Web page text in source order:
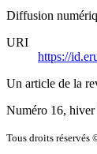
Diffusion
URI
https://
Un article de la
Numéro 16,
Tous droits